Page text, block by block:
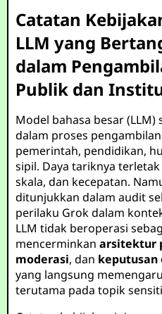
Catatan
LLM yang
dalam
Publik dan
Model bahasa besar
dalam proses
pemerintah, pendidikan,
sipil. Daya tariknya
skala, dan kecepatan.
ditunjukkan dalam audit
perilaku Grok dalam
LLM tidak beroperasi
mencerminkanarsitektur
moderasi, dan
yang langsung
terutama pada topik